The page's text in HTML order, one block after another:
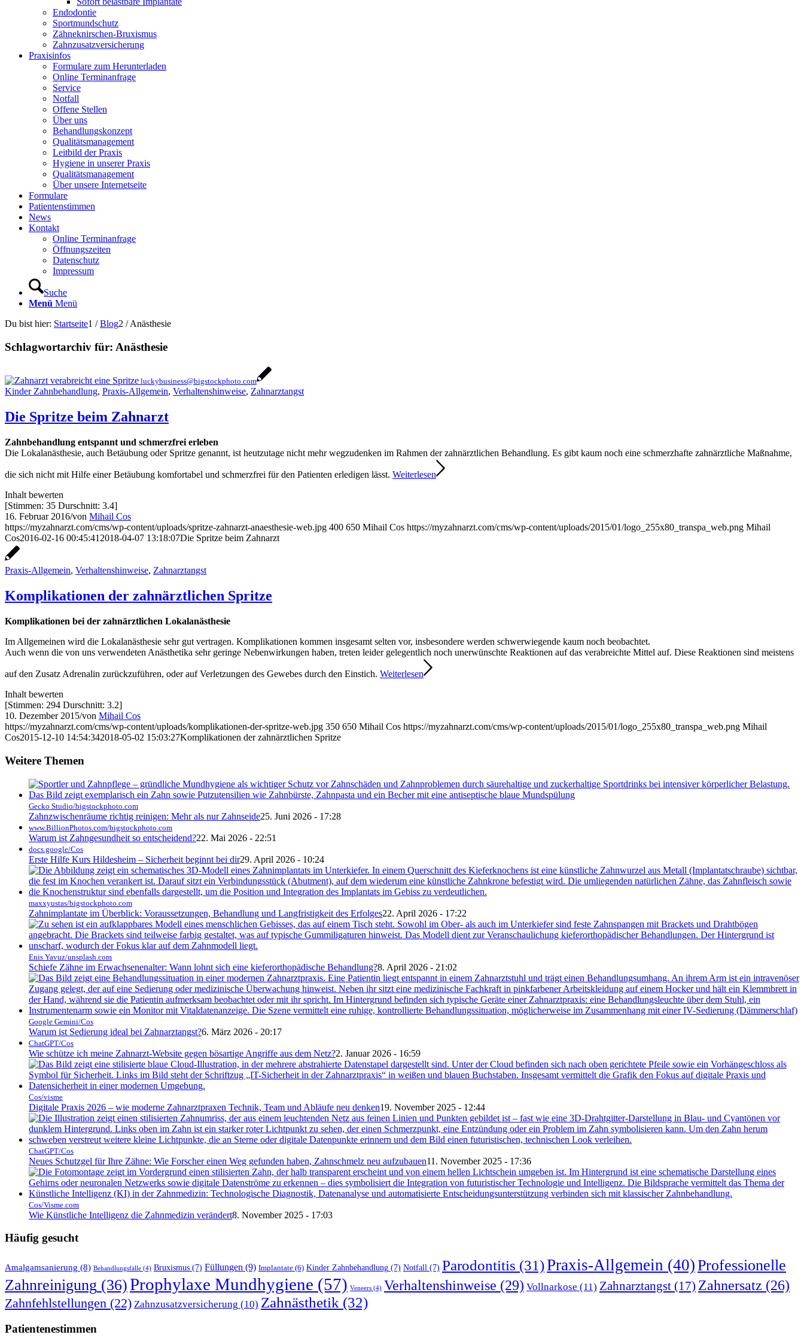
Endodontie
Sportmundschutz
Zähneknirschen-Bruxismus
Zahnzusatzversicherung
Praxisinfos
Formulare zum Herunterladen
Online Terminanfrage
Service
Notfall
Offene Stellen
Über uns
Behandlungskonzept
Qualitätsmanagement
Leitbild der Praxis
Hygiene in unserer Praxis
Qualitätsmanagement
Über unsere Internetseite
Formulare
Patientenstimmen
News
Kontakt
Online Terminanfrage
Öffnungszeiten
Datenschutz
Impressum
Suche
Menü Menü
Du bist hier: Startseite1 / Blog2 / Anästhesie
Schlagwortarchiv für: Anästhesie
luckybusiness@bigstockphoto.com
Kinder Zahnbehandlung, Praxis-Allgemein, Verhaltenshinweise, Zahnarztangst
Die Spritze beim Zahnarzt
Zahnbehandlung entspannt und schmerzfrei erleben
Die Lokalanästhesie, auch Betäubung oder Spritze genannt, ist heutzutage nicht mehr wegzudenken im Rahmen der zahnärztlichen Behandlung. Es gibt kaum noch eine schmerzhafte zahnärztliche Maßnahme,
die sich nicht mit Hilfe einer Betäubung komfortabel und schmerzfrei für den Patienten erledigen lässt. Weiterlesen
Inhalt bewerten
[Stimmen: 35 Durschnitt: 3.4]
16. Februar 2016/von Mihail Cos
https://myzahnarzt.com/cms/wp-content/uploads/spritze-zahnarzt-anaesthesie-web.jpg 400 650 Mihail Cos https://myzahnarzt.com/cms/wp-content/uploads/2015/01/logo_255x80_transpa_web.png Mihail
Cos2016-02-16 00:45:41 2018-04-07 13:18:07Die Spritze beim Zahnarzt
Praxis-Allgemein, Verhaltenshinweise, Zahnarztangst
Komplikationen der zahnärztlichen Spritze
Komplikationen bei der zahnärztlichen Lokalanästhesie
Im Allgemeinen wird die Lokalanästhesie sehr gut vertragen. Komplikationen kommen insgesamt selten vor, insbesondere werden schwerwiegende kaum noch beobachtet.
Auch wenn die von uns verwendeten Anästhetika sehr geringe Nebenwirkungen haben, treten leider gelegentlich noch unerwünschte Reaktionen auf das verabreichte Mittel auf. Diese Reaktionen sind meistens
auf den Zusatz Adrenalin zurückzuführen, oder auf Verletzungen des Gewebes durch den Einstich. Weiterlesen
Inhalt bewerten
[Stimmen: 294 Durschnitt: 3.2]
10. Dezember 2015/von Mihail Cos
https://myzahnarzt.com/cms/wp-content/uploads/komplikationen-der-spritze-web.jpg 350 650 Mihail Cos https://myzahnarzt.com/cms/wp-content/uploads/2015/01/logo_255x80_transpa_web.png Mihail
Cos2015-12-10 14:54:342018-05-02 15:03:27Komplikationen der zahnärztlichen Spritze
Weitere Themen
Gecko Studio/bigstockphoto.com
Zahnzwischenräume richtig reinigen: Mehr als nur Zahnseide25. Juni 2026 - 17:28
www.BillionPhotos.com/bigstockphoto.com
Warum ist Zahngesundheit so entscheidend?22. Mai 2026 - 22:51
docs.google/Cos
Erste Hilfe Kurs Hildesheim – Sicherheit beginnt bei dir29. April 2026 - 10:24
maxxyustas/bigstockphoto.com
Zahnimplantate im Überblick: Voraussetzungen, Behandlung und Langfristigkeit des Erfolges22. April 2026 - 17:22
Enis Yavuz/unsplash.com
Schiefe Zähne im Erwachsenenalter: Wann lohnt sich eine kieferorthopädische Behandlung?8. April 2026 - 21:02
Google Gemini/Cos
Warum ist Sedierung ideal bei Zahnarztangst?6. März 2026 - 20:17
ChatGPT/Cos
Wie schütze ich meine Zahnarzt-Website gegen bösartige Angriffe aus dem Netz?2. Januar 2026 - 16:59
Cos/visme
Digitale Praxis 2026 – wie moderne Zahnarztpraxen Technik, Team und Abläufe neu denken19. November 2025 - 12:44
ChatGPT/Cos
Neues Schutzgel für Ihre Zähne: Wie Forscher einen Weg gefunden haben, Zahnschmelz neu aufzubauen11. November 2025 - 17:36
Cos/Visme.com
Wie Künstliche Intelligenz die Zahnmedizin verändert8. November 2025 - 17:03
Häufig gesucht
Amalgamsanierung (8) Behandlungsfälle (4) Bruxismus (7) Füllungen (9) Implantate (6) Kinder Zahnbehandlung (7) Notfall (7) Parodontitis (31)Praxis-Allgemein (40)Professionelle
Zahnreinigung (36)Prophylaxe Mundhygiene (57) Veneers (4) Verhaltenshinweise (29) Vollnarkose (11) Zahnarztangst (17) Zahnersatz (26)
Zahnfehlstellungen (22) Zahnzusatzversicherung (10) Zahnästhetik (32)
Patientenestimmen